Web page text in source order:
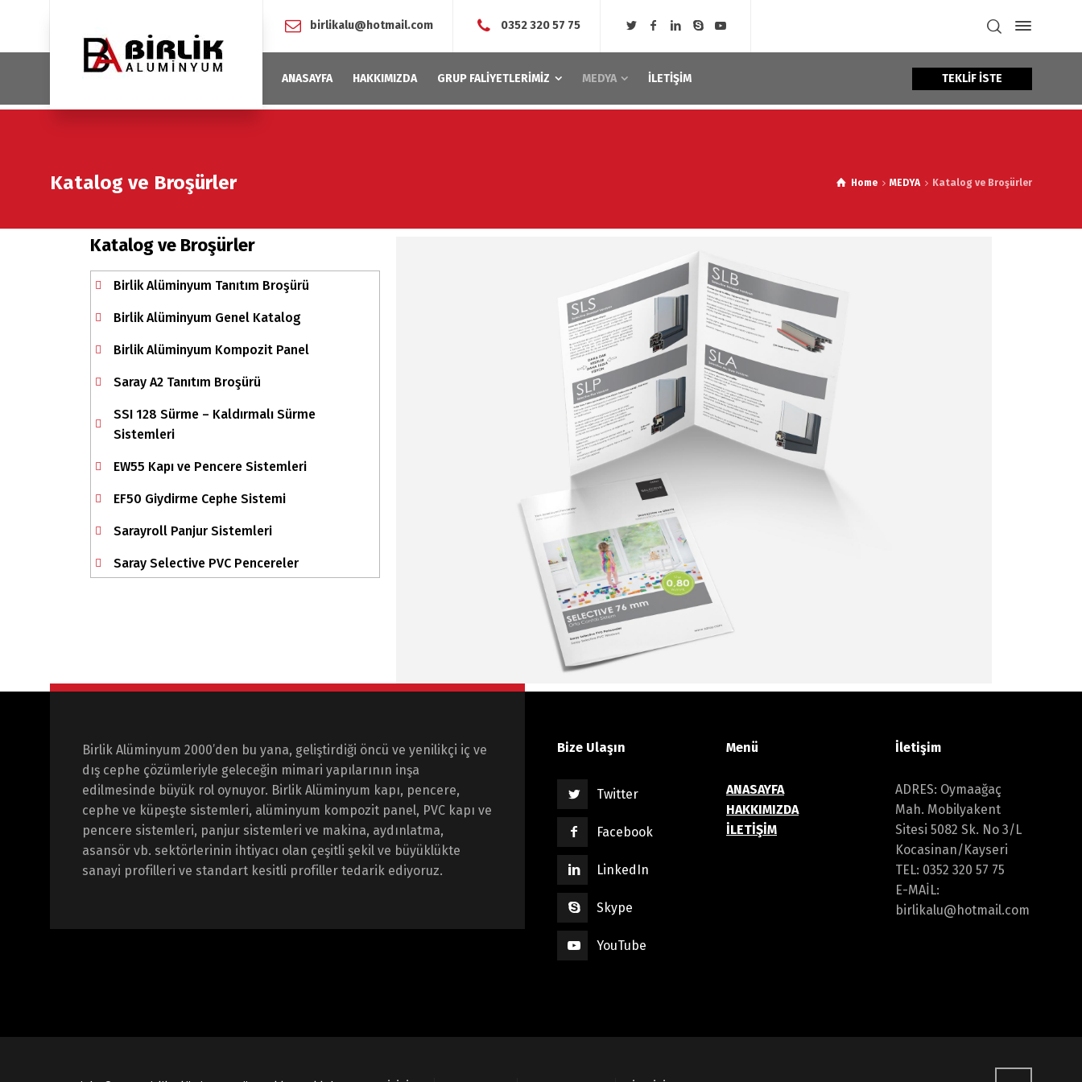
birlikalu@hotmail.com 0352 320 57 75
ANASAYFA HAKKIMIZDA GRUP FALİYETLERİMİZ MEDYA İLETİŞİM TEKLİF İSTE
Katalog ve Broşürler Home MEDYA Katalog ve Broşürler
Katalog ve Broşürler
Birlik Alüminyum Tanıtım Broşürü
Birlik Alüminyum Genel Katalog
Birlik Alüminyum Kompozit Panel
Saray A2 Tanıtım Broşürü
SSI 128 Sürme – Kaldırmalı Sürme
Sistemleri
EW55 Kapı ve Pencere Sistemleri
EF50 Giydirme Cephe Sistemi
Sarayroll Panjur Sistemleri
Saray Selective PVC Pencereler
Birlik Alüminyum 2000’den bu yana, geliştirdiği öncü ve yenilikçi iç ve
dış cephe çözümleriyle geleceğin mimari yapılarının inşa
edilmesinde büyük rol oynuyor. Birlik Alüminyum kapı, pencere,
cephe ve küpeşte sistemleri, alüminyum kompozit panel, PVC kapı ve
pencere sistemleri, panjur sistemleri ve makina, aydınlatma,
asansör vb. sektörlerinin ihtiyacı olan çeşitli şekil ve büyüklükte
sanayi profilleri ve standart kesitli profiller tedarik ediyoruz.
Bize Ulaşın
Twitter
Facebook
LinkedIn
Skype
YouTube
Menü
ANASAYFA
HAKKIMIZDA
İLETİŞİM
İletişim
ADRES: Oymaağaç
Mah. Mobilyakent
Sitesi 5082 Sk. No 3/L
Kocasinan/Kayseri
TEL: 0352 320 57 75
E-MAİL:
birlikalu@hotmail.com